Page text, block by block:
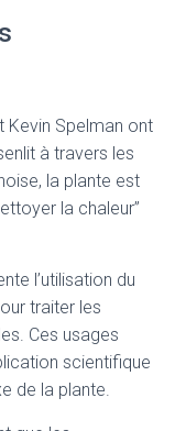
Kevin Spelman ont
à travers les
la plante est
la chaleur”
l’utilisation du
traiter les
Ces usages
scientifique
de la plante.